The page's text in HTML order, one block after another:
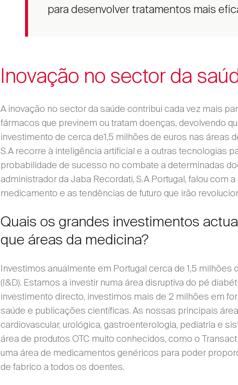
para desenvolver tratamentos mais
Inovação no sector da
A inovação no sector da saúde contribui cada vez mais
fármacos que previnem ou tratam doenças, devolvendo
investimento de cerca de1,5 milhões de euros nas áreas
S.A recorre à inteligência artificial e a outras tecnologias
probabilidade de sucesso no combate a determinadas
administrador da Jaba Recordati, S.A Portugal, falou com
medicamento e as tendências de futuro que irão
Quais os grandes investimentos
que áreas da medicina?
Investimos anualmente em Portugal cerca de 1,5
(I&D). Estamos a investir numa área disruptiva do pé
investimento directo, investimos mais de 2 milhões em
saúde e publicações científicas. As nossas principais
cardiovascular, urológica, gastroenterologia, pediatria e
área de produtos OTC muito conhecidos, como o
uma área de medicamentos genéricos para poder
de fabrico a todos os doentes.